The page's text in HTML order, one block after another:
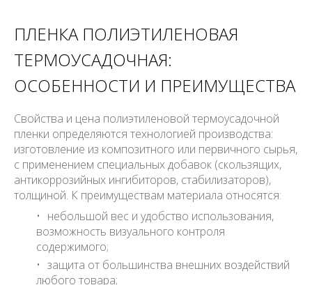
ПЛЕНКА ПОЛИЭТИЛЕНОВАЯ
ТЕРМОУСАДОЧНАЯ:
ОСОБЕННОСТИ И ПРЕИМУЩЕСТВА
Свойства и цена полиэтиленовой термоусадочной
пленки определяются технологией производства:
изготовление из композитного или первичного сырья,
с применением специальных добавок (скользящих,
антикоррозийных ингибиторов, стабилизаторов),
толщиной. К преимуществам материала относятся:
небольшой вес и удобство использования,
возможность визуального контроля
содержимого;
защита от большинства внешних воздействий
любого товара;